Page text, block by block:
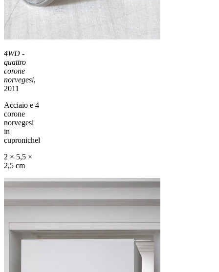
4WD -
quattro
corone
norvegesi,
2011
Acciaio e 4
corone
norvegesi
in
cupronichel
2 × 5,5 ×
2,5 cm